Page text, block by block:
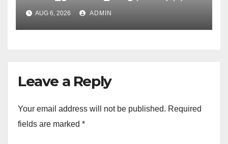
UJVNL लगाएगा 352 करोड़ का प्रोजेक्ट
AUG 6, 2026 ADMIN
Leave a Reply
Your email address will not be published. Required
fields are marked *